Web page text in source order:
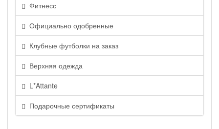
Фитнесс
Официально одобренные
Клубные футболки на заказ
Верхняя одежда
L*Attante
Подарочные сертификаты